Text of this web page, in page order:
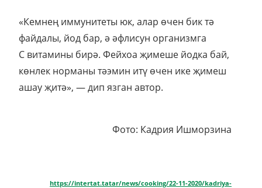
«Кемнең иммунитеты юк, алар өчен бик тә
файдалы, йод бар, ә әфлисун организмга
С витамины бирә. Фейхоа җимеше йодка бай,
көнлек норманы тәэмин итү өчен ике җимеш
ашау җитә», — дип язган автор.
Фото: Кадрия Ишморзина
https://intertat.tatar/news/cooking/22-11-2020/kadriya-